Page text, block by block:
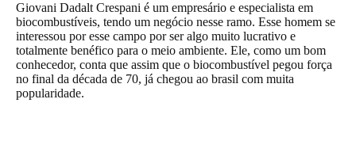
Giovani Dadalt Crespani é um empresário e especialista em
biocombustíveis, tendo um negócio nesse ramo. Esse homem se
interessou por esse campo por ser algo muito lucrativo e
totalmente benéfico para o meio ambiente. Ele, como um bom
conhecedor, conta que assim que o biocombustível pegou força
no final da década de 70, já chegou ao brasil com muita
popularidade.